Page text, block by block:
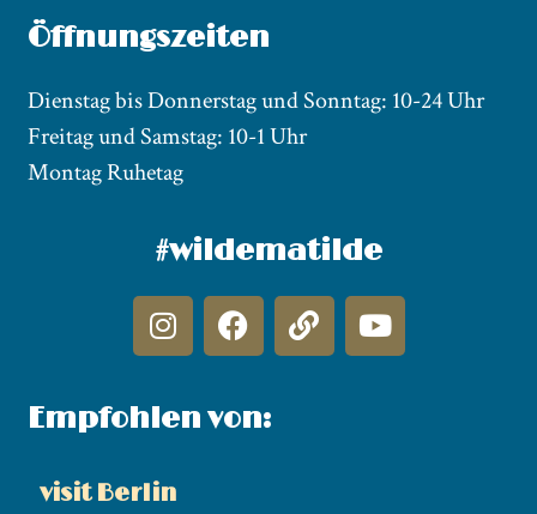
Öffnungszeiten
Dienstag bis Donnerstag und Sonntag: 10-24 Uhr
Freitag und Samstag: 10-1 Uhr
Montag Ruhetag
#wildematilde
Empfohlen von:
visit Berlin